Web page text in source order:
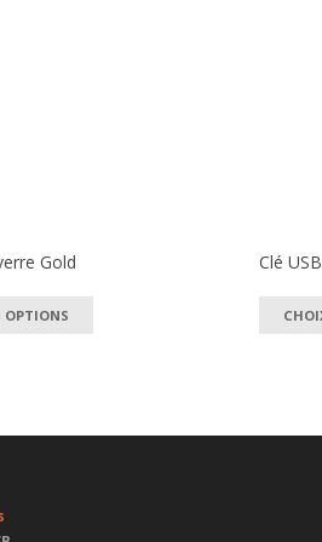
Gold
OPTIONS
Les
Clé